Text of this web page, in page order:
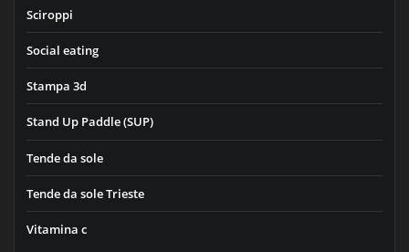
Sciroppi
Social eating
Stampa 3d
Stand Up Paddle (SUP)
Tende da sole
Tende da sole Trieste
Vitamina c